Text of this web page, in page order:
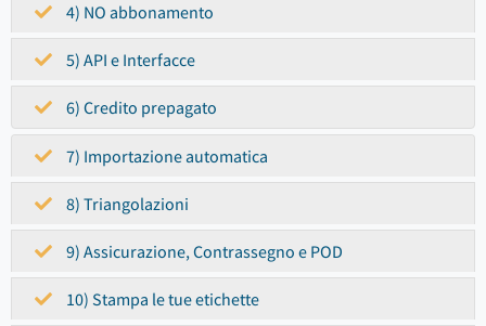
4) NO abbonamento
5) API e Interfacce
6) Credito prepagato
7) Importazione automatica
8) Triangolazioni
9) Assicurazione, Contrassegno e POD
10) Stampa le tue etichette